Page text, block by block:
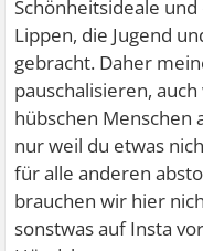
Schönheitsideale
Lippen, die Jugend
gebracht. Daher
pauschalisieren,
hübschen Menschen
nur weil du etwas
für alle anderen
brauchen wir hier
sonstwas auf Insta